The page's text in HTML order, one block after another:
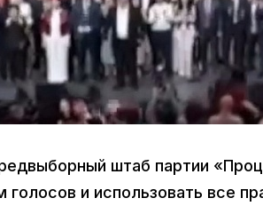
штаб партии
голосов и использовать все